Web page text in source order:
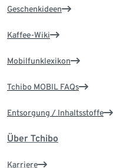
Geschenkideen
Kaffee-Wiki
Mobilfunklexikon
Tchibo MOBIL FAQs
Entsorgung / Inhaltsstoffe
Über Tchibo
Karriere